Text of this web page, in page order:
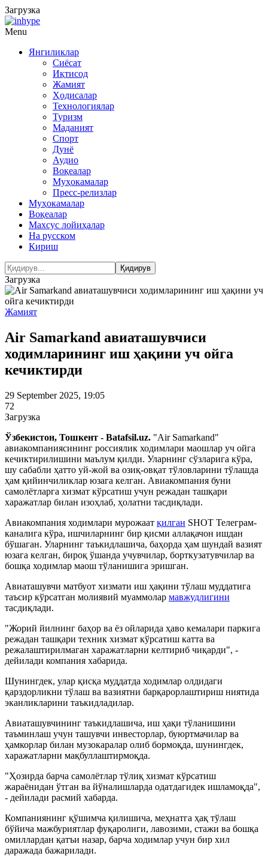
Загрузка
Menu
Янгиликлар
Сиёсат
Иқтисод
Жамият
Ҳодисалар
Технологиялар
Туризм
Маданият
Спорт
Дунё
Аудио
Воқеалар
Муҳокамалар
Пресс-релизлар
Муҳокамалар
Воқеалар
Махсус лойиҳалар
На русском
Кириш
Загрузка
Жамият
Air Samarkand авиаташувчиси
ходимларининг иш ҳақини уч ойга
кечиктирди
29 September 2025, 19:05
72
Загрузка
Ўзбекистон, Тошкент - Batafsil.uz. "Air Samarkand"
авиакомпаниясининг россиялик ходимлари маошлар уч ойга
кечиктирилишини маълум қилди. Уларнинг сўзларига кўра,
шу сабабли ҳатто уй-жой ва озиқ-овқат тўловларини тўлашда
ҳам қийинчиликлар юзага келган. Авиакомпания буни
самолётларга хизмат кўрсатиш учун режадан ташқари
харажатлар билан изоҳлаб, ҳолатни тасдиқлади.
Авиакомпания ходимлари мурожаат қилган SHOT Телеграм-
каналига кўра, ишчиларнинг бир қисми аллақачон ишдан
бўшаган. Уларнинг таъкидлашича, баҳорда ҳам шундай вазият
юзага келган, бироқ ўшанда учувчилар, борткузатувчилар ва
бошқа ходимлар маош тўланишига эришган.
Авиаташувчи матбуот хизмати иш ҳақини тўлаш муддатига
таъсир кўрсатган молиявий муаммолар мавжудлигини
тасдиқлади.
"Жорий йилнинг баҳор ва ёз ойларида ҳаво кемалари паркига
режадан ташқари техник хизмат кўрсатиш катта ва
режалаштирилмаган харажатларни келтириб чиқарди", -
дейилади компания хабарида.
Шунингдек, улар қисқа муддатда ходимлар олдидаги
қарздорликни тўлаш ва вазиятни барқарорлаштириш ниятида
эканликларини таъкидладилар.
Авиаташувчининг таъкидлашича, иш ҳақи тўланишини
таъминлаш учун ташувчи инвесторлар, буюртмачилар ва
ҳамкорлар билан музокаралар олиб бормоқда, шунингдек,
харажатларни мақбуллаштирмоқда.
"Ҳозирда барча самолётлар тўлиқ хизмат кўрсатиш
жараёнидан ўтган ва йўналишларда одатдагидек ишламоқда",
- дейилади расмий хабарда.
Компаниянинг қўшимча қилишича, меҳнатга ҳақ тўлаш
бўйича мажбуриятлар фуқаролиги, лавозими, стажи ва бошқа
омиллардан қатъи назар, барча ходимлар учун бир хил
даражада бажарилади.